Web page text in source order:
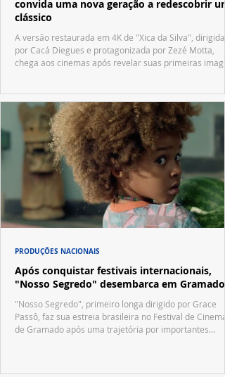
convida uma nova geração a redescobrir um
clássico
A versão restaurada em 4K de "Xica da Silva", dirigida
por Cacá Diegues e protagonizada por Zezé Motta,
chega aos cinemas após revelar suas primeiras
Após conquistar festivais internacionais,
"Nosso Segredo" desembarca em Gramado
"Nosso Segredo", primeiro longa dirigido por Grace
Passô, faz sua estreia brasileira no Festival de Cinema
de Gramado após uma trajetória por importantes
PRODUÇÕES NACIONAIS